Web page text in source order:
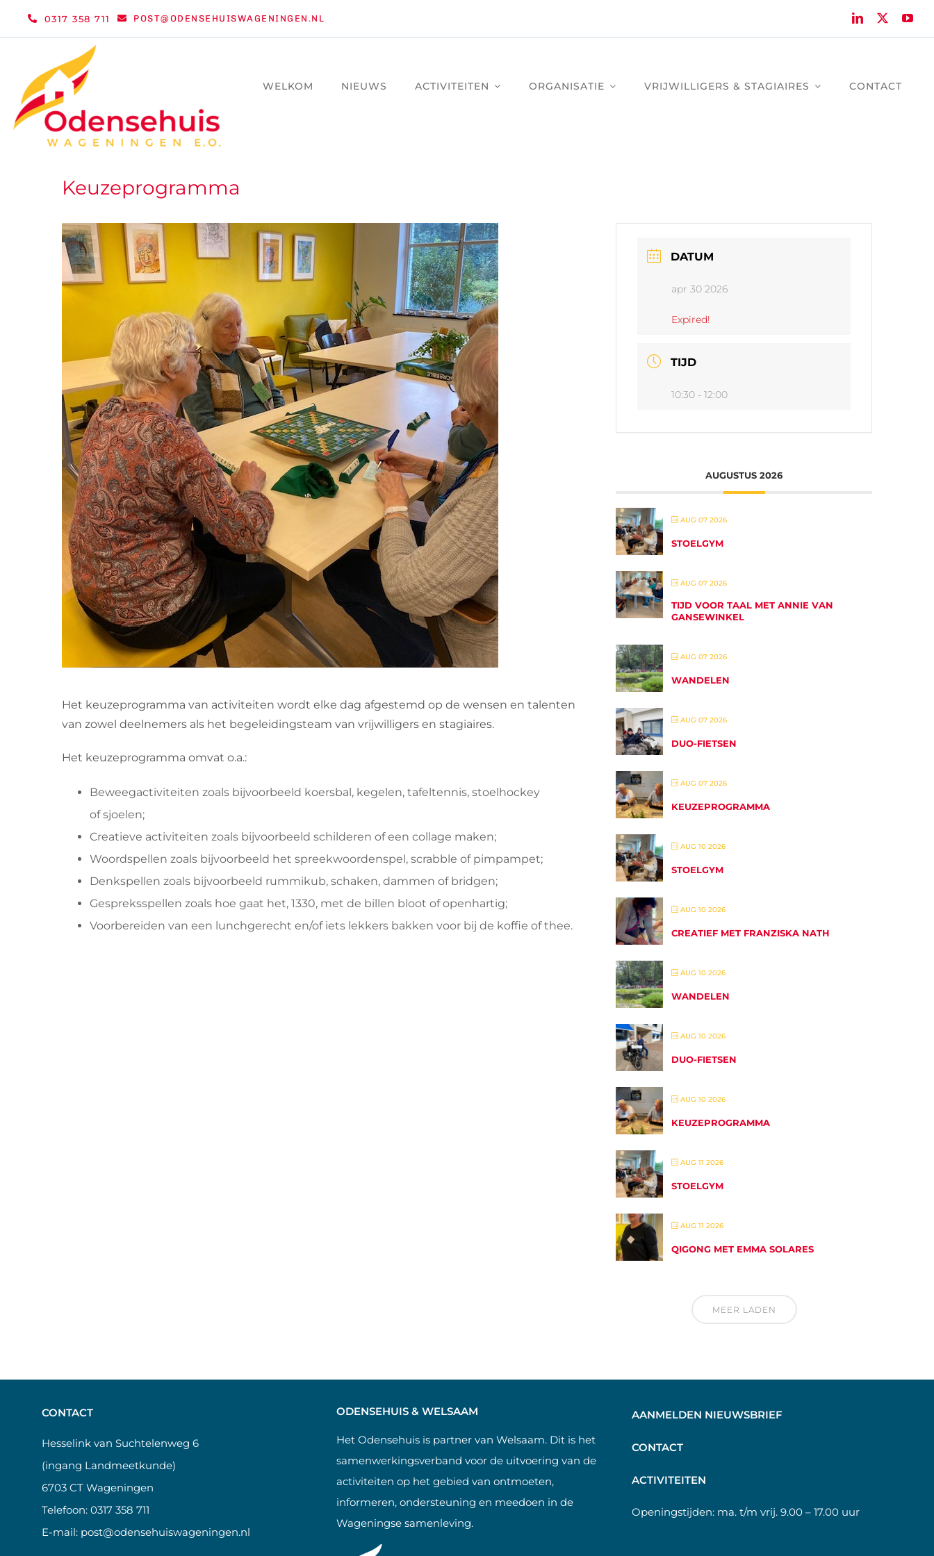
0317 358 711 POST@ODENSEHUISWAGENINGEN.NL
WELKOM NIEUWS ACTIVITEITEN ORGANISATIE VRIJWILLIGERS & STAGIAIRES CONTACT
Keuzeprogramma
Het keuzeprogramma van activiteiten wordt elke dag afgestemd op de wensen en talenten
van zowel deelnemers als het begeleidingsteam van vrijwilligers en stagiaires.
Het keuzeprogramma omvat o.a.:
Beweegactiviteiten zoals bijvoorbeeld koersbal, kegelen, tafeltennis, stoelhockey
of sjoelen;
Creatieve activiteiten zoals bijvoorbeeld schilderen of een collage maken;
Woordspellen zoals bijvoorbeeld het spreekwoordenspel, scrabble of pimpampet;
Denkspellen zoals bijvoorbeeld rummikub, schaken, dammen of bridgen;
Gespreksspellen zoals hoe gaat het, 1330, met de billen bloot of openhartig;
Voorbereiden van een lunchgerecht en/of iets lekkers bakken voor bij de koffie of thee.
DATUM
apr 30 2026
Expired!
TIJD
10:30 - 12:00
AUGUSTUS 2026
AUG 07 2026
STOELGYM
AUG 07 2026
TIJD VOOR TAAL MET ANNIE VAN
GANSEWINKEL
AUG 07 2026
WANDELEN
AUG 07 2026
DUO-FIETSEN
AUG 07 2026
KEUZEPROGRAMMA
AUG 10 2026
STOELGYM
AUG 10 2026
CREATIEF MET FRANZISKA NATH
AUG 10 2026
WANDELEN
AUG 10 2026
DUO-FIETSEN
AUG 10 2026
KEUZEPROGRAMMA
AUG 11 2026
STOELGYM
AUG 11 2026
QIGONG MET EMMA SOLARES
MEER LADEN
CONTACT
Hesselink van Suchtelenweg 6
(ingang Landmeetkunde)
6703 CT Wageningen
Telefoon: 0317 358 711
E-mail: post@odensehuiswageningen.nl
ODENSEHUIS & WELSAAM
Het Odensehuis is partner van Welsaam. Dit is het
samenwerkingsverband voor de uitvoering van de
activiteiten op het gebied van ontmoeten,
informeren, ondersteuning en meedoen in de
Wageningse samenleving.
AANMELDEN NIEUWSBRIEF
CONTACT
ACTIVITEITEN
Openingstijden: ma. t/m vrij. 9.00 – 17.00 uur